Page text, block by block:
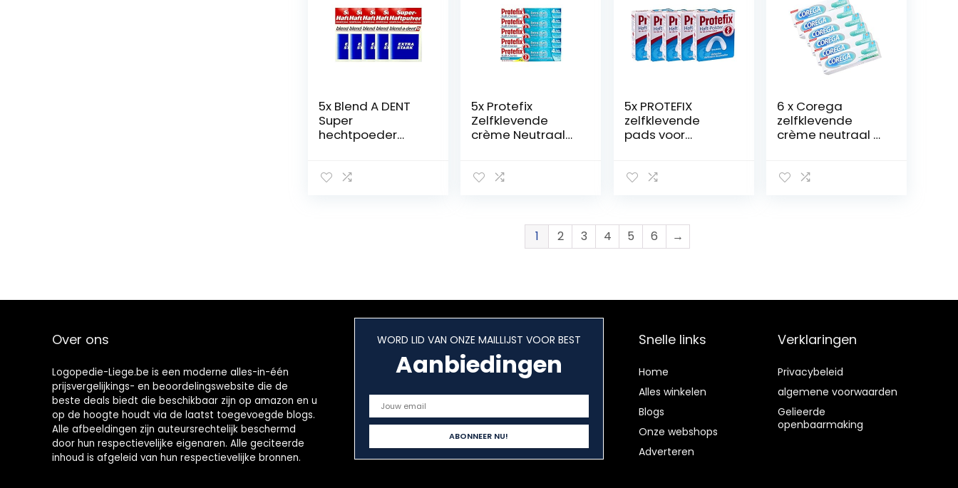
5x Blend A DENT
Super
hechtpoeder
5x Protefix
Zelfklevende
crème Neutraal
PZN 03556821
5x PROTEFIX
zelfklevende
pads voor
6 x Corega
zelfklevende
crème neutraal á
1 2 3 4 5 6 →
Over ons
Logopedie-Liege.be is een moderne alles-in-één
prijsvergelijkings- en beoordelingswebsite die de
beste deals biedt die beschikbaar zijn op amazon en u
op de hoogte houdt via de laatst toegevoegde blogs.
Alle afbeeldingen zijn auteursrechtelijk beschermd
door hun respectievelijke eigenaren. Alle geciteerde
inhoud is afgeleid van hun respectievelijke bronnen.
WORD LID VAN ONZE MAILLIJST VOOR BEST
Aanbiedingen
Snelle links
Home
Alles winkelen
Blogs
Onze webshops
Adverteren
Verklaringen
Privacybeleid
algemene voorwaarden
Gelieerde
openbaarmaking